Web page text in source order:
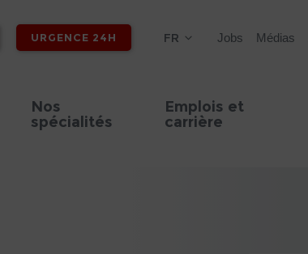
URGENCE 24H FR Jobs Médias
Nos
spécialités
Emplois et
carrière